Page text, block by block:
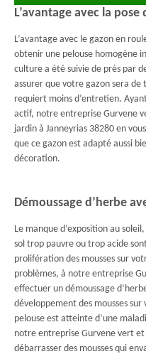
L’avantage avec la
L’avantage avec le gazon en
obtenir une pelouse homogène
culture a été suivie de près par
assurer que votre gazon sera
requiert moins d’entretien.
actif, notre entreprise Gurvene
jardin à Janneyrias 38280 en
que ce gazon est adapté aussi
décoration.
Démoussage d’herbe
Le manque d’exposition au
sol trop pauvre ou trop acide
prolifération des mousses sur
problèmes, à notre entreprise
effectuer un démoussage
développement des mousses
pelouse est atteinte d’une
notre entreprise Gurvene vert et
débarrasser des mousses qui